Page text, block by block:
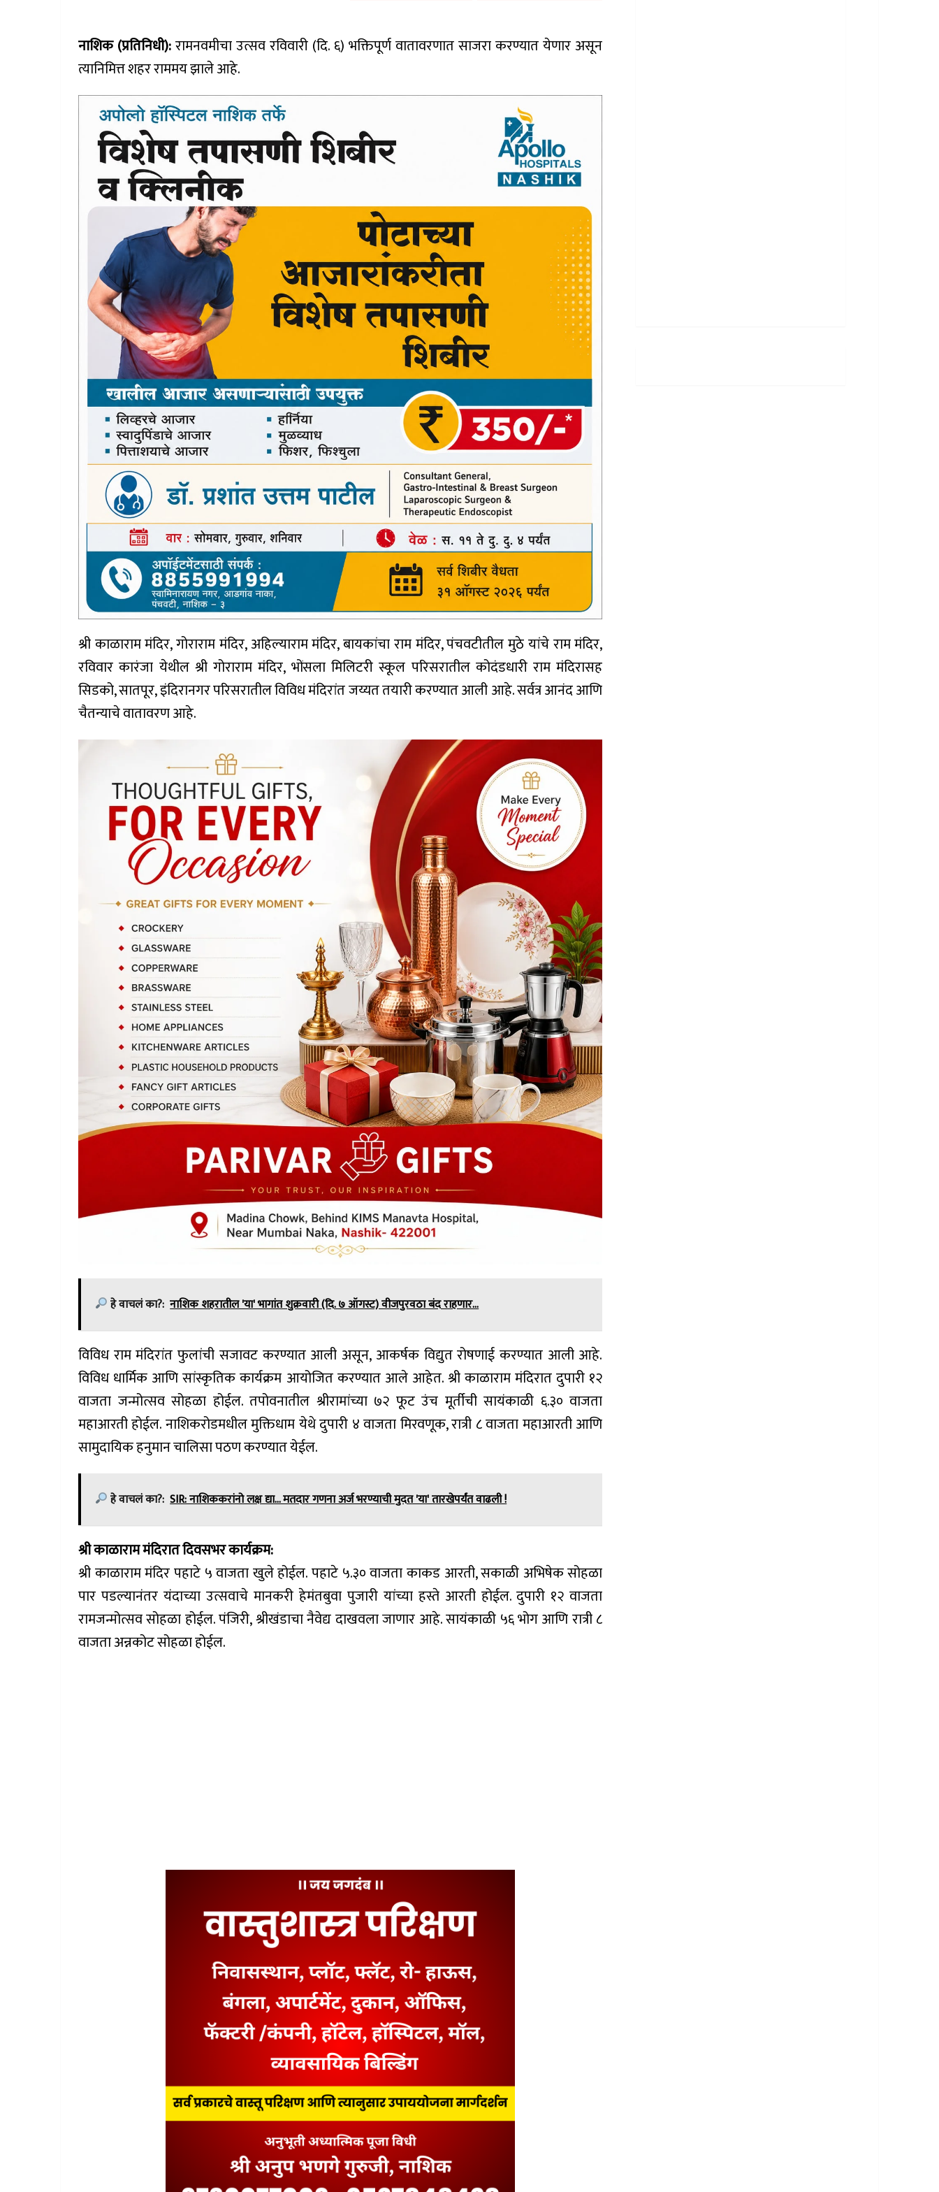
नाशिक (प्रतिनिधी):रामनवमीचा उत्सव रविवारी (दि. ६) भक्तिपूर्ण वातावरणात साजरा करण्यात येणार असून
त्यानिमित्त शहर राममय झाले आहे.
श्री काळाराम मंदिर, गोराराम मंदिर, अहिल्याराम मंदिर, बायकांचा राम मंदिर, पंचवटीतील मुठे यांचे राम मंदिर,
रविवार कारंजा येथील श्री गोराराम मंदिर, भोंसला मिलिटरी स्कूल परिसरातील कोदंडधारी राम मंदिरासह
सिडको, सातपूर, इंदिरानगर परिसरातील विविध मंदिरांत जय्यत तयारी करण्यात आली आहे. सर्वत्र आनंद आणि
चैतन्याचे वातावरण आहे.
हे वाचलं का?: नाशिक शहरातील 'या' भागांत शुक्रवारी (दि. ७ ऑगस्ट) वीजपुरवठा बंद राहणार…
विविध राम मंदिरांत फुलांची सजावट करण्यात आली असून, आकर्षक विद्युत रोषणाई करण्यात आली आहे.
विविध धार्मिक आणि सांस्कृतिक कार्यक्रम आयोजित करण्यात आले आहेत. श्री काळाराम मंदिरात दुपारी १२
वाजता जन्मोत्सव सोहळा होईल. तपोवनातील श्रीरामांच्या ७२ फूट उंच मूर्तीची सायंकाळी ६.३० वाजता
महाआरती होईल. नाशिकरोडमधील मुक्तिधाम येथे दुपारी ४ वाजता मिरवणूक, रात्री ८ वाजता महाआरती आणि
सामुदायिक हनुमान चालिसा पठण करण्यात येईल.
हे वाचलं का?: SIR: नाशिककरांनो लक्ष द्या... मतदार गणना अर्ज भरण्याची मुदत 'या' तारखेपर्यंत वाढली !
श्री काळाराम मंदिरात दिवसभर कार्यक्रम:
श्री काळाराम मंदिर पहाटे ५ वाजता खुले होईल. पहाटे ५.३० वाजता काकड आरती, सकाळी अभिषेक सोहळा
पार पडल्यानंतर यंदाच्या उत्सवाचे मानकरी हेमंतबुवा पुजारी यांच्या हस्ते आरती होईल. दुपारी १२ वाजता
रामजन्मोत्सव सोहळा होईल. पंजिरी, श्रीखंडाचा नैवेद्य दाखवला जाणार आहे. सायंकाळी ५६ भोग आणि रात्री ८
वाजता अन्नकोट सोहळा होईल.